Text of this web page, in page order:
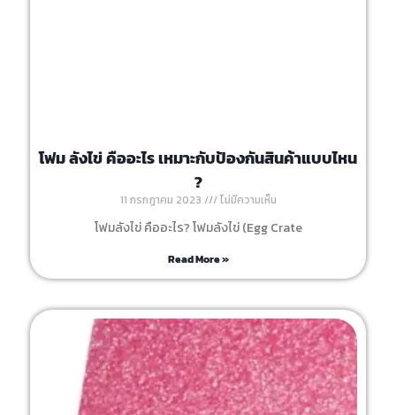
โฟม ลังไข่ คืออะไร เหมาะกับป้องกันสินค้าแบบไหน
?
11 กรกฎาคม 2023 ไม่มีความเห็น
โฟมลังไข่ คืออะไร? โฟมลังไข่ (Egg Crate
Read More »